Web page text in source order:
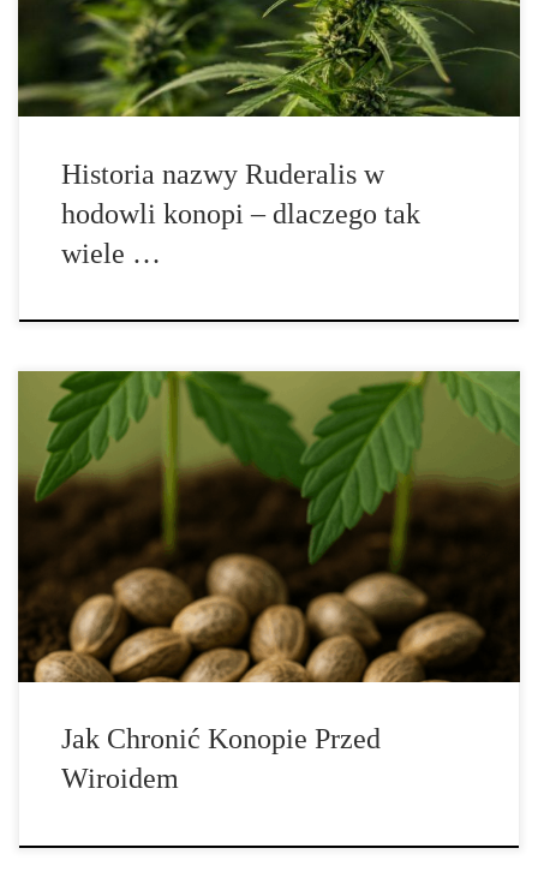
wszystkim z autofloweringiem. W rzeczywistości historia
ruderalisów jest znacznie […]
Historia nazwy Ruderalis w
hodowli konopi – dlaczego tak
wiele …
Jak chronić konopie przed wiroidem HLVd – Kompletny
przewodnik HLVd, czyli Hop Latent Viroid, to jedno z
największych zagrożeń dla hodowców konopi na całym świecie.
Ten mikroskopijny patogen, choć znacznie mniejszy od wirusów,
może doprowadzić do ogromnych strat finansowych, redukcji
kannabinoidów i dramatycznego obniżenia plonów. W tym
przewodniku dowiesz się, […]
Jak Chronić Konopie Przed
Wiroidem